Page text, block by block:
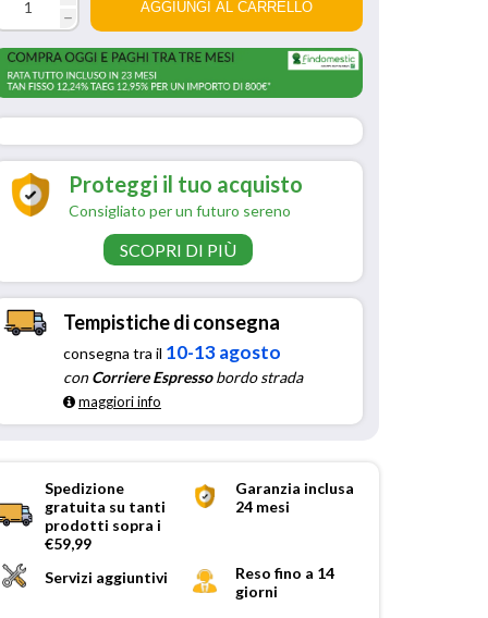
h
Proteggi il tuo acquisto
Consigliato per un futuro sereno
SCOPRI DI PIÙ
Tempistiche di consegna
consegna tra il 10-13 agosto
conCorriere Espressobordo strada
maggiori info
Spedizione
gratuita su tanti
prodotti sopra i
€59,99
Garanzia inclusa
24 mesi
Servizi aggiuntivi
Reso fino a 14
giorni